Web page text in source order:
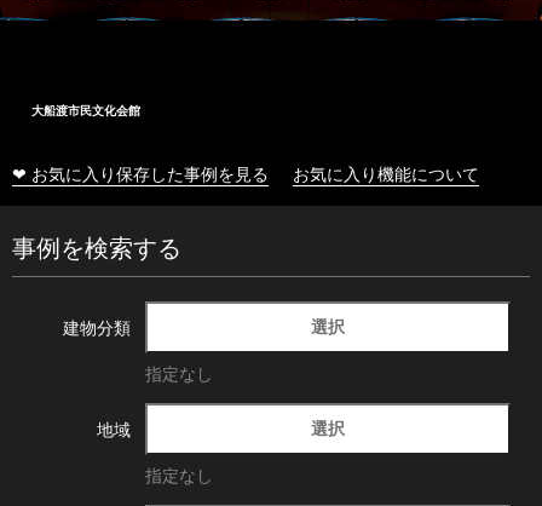
大船渡市民文化会館
❤ お気に入り保存した事例を見る お気に入り機能について
事例を検索する
建物分類 選択
指定なし
地域 選択
指定なし